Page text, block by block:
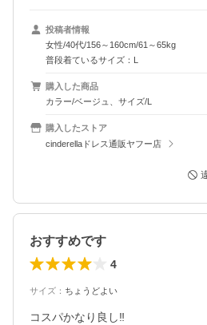
投稿者情報
女性/40代/156～160cm/61～65kg
普段着ているサイズ：L
購入した商品
カラー/ベージュ、サイズ/L
購入したストア
cinderellaドレス通販ヤフー店
おすすめです
4
サイズ ： ちょうどよい
コスパかなり良し‼️